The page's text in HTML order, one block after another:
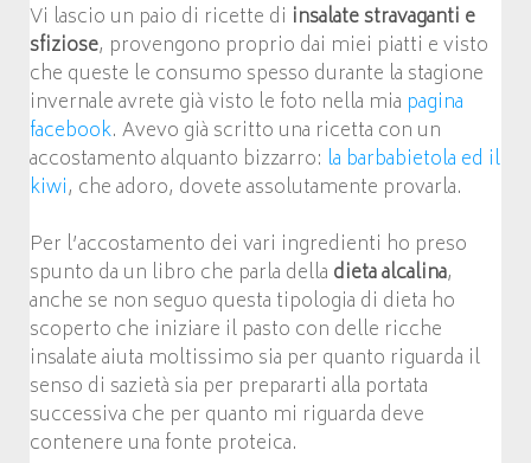
Vi lascio un paio di ricette di insalate stravaganti e
sfiziose, provengono proprio dai miei piatti e visto
che queste le consumo spesso durante la stagione
invernale avrete già visto le foto nella mia pagina
facebook. Avevo già scritto una ricetta con un
accostamento alquanto bizzarro: la barbabietola ed il
kiwi, che adoro, dovete assolutamente provarla.
Per l’accostamento dei vari ingredienti ho preso
spunto da un libro che parla della dieta alcalina,
anche se non seguo questa tipologia di dieta ho
scoperto che iniziare il pasto con delle ricche
insalate aiuta moltissimo sia per quanto riguarda il
senso di sazietà sia per prepararti alla portata
successiva che per quanto mi riguarda deve
contenere una fonte proteica.